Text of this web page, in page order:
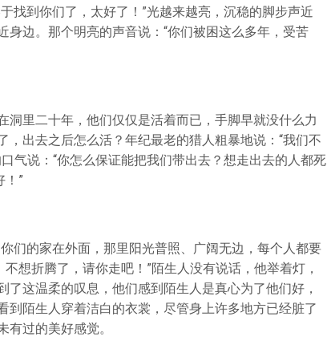
找到你们了，太好了！”光越来越亮，沉稳的脚步声近
身边。那个明亮的声音说：“你们被困这么多年，受苦
洞里二十年，他们仅仅是活着而已，手脚早就没什么力
出去之后怎么活？年纪最老的猎人粗暴地说：“我们不
气说：“你怎么保证能把我们带出去？想走出去的人都死
！”
们的家在外面，那里阳光普照、广阔无边，每个人都要
想折腾了，请你走吧！”陌生人没有说话，他举着灯，
这温柔的叹息，他们感到陌生人是真心为了他们好，
到陌生人穿着洁白的衣裳，尽管身上许多地方已经脏了
过的美好感觉。